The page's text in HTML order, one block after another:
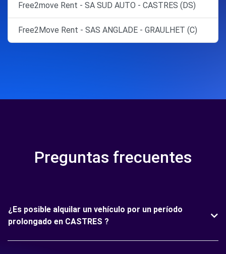
Free2move Rent - SA SUD AUTO - CASTRES (DS)
Free2Move Rent - SAS ANGLADE - GRAULHET (C)
Preguntas frecuentes
¿Es posible alquilar un vehículo por un período
prolongado en CASTRES ?